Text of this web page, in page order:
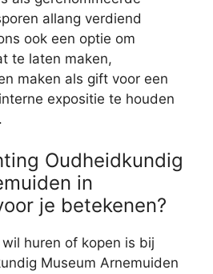
allang verdiend
ook een optie om
te laten maken,
maken als gift voor een
expositie te houden
Oudheidkundig
in
je betekenen?
huren of kopen is bij
Museum Arnemuiden